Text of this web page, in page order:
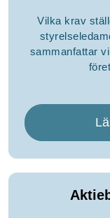
Vilka krav
sammanfattar